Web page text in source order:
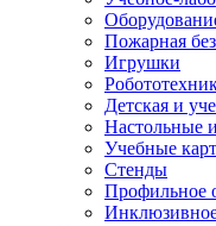
Пожарная
Игрушки
Детская и
Настольные
Учебные
Стенды
Профильное